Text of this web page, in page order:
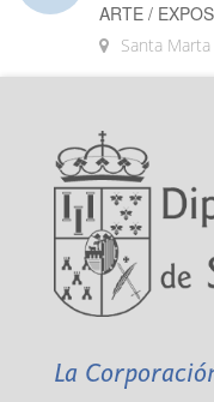
ARTE /
Santa
La